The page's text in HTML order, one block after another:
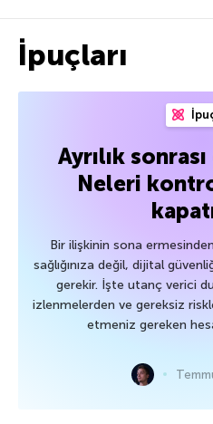
İpuçları
Ayrılık
Neleri
Bir ilişkinin sona
sağlığınıza değil, dijital
gerekir. İşte utanç verici
izlenmelerden ve gereksiz
etmeniz gereken